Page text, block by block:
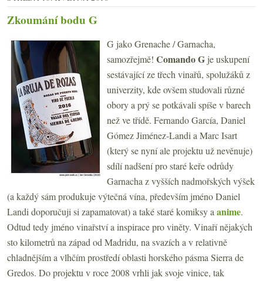
Zkoumání bodu G
G jako Grenache / Garnacha,
samozřejmě! Comando G je uskupení
sestávající ze třech vinařů, spolužáků z
univerzity, kde ovšem studovali různé
obory a prý se potkávali spíše v barech
než ve třídě. Fernando García, Daniel
Gómez Jiménez-Landi a Marc Isart
(který se nyní ale projektu už nevěnuje)
sdílí nadšení pro staré keře odrůdy
Garnacha z vyšších nadmořských výšek
(a každý sám produkuje výtečná vína, především jméno Daniel
Landi doporučuji si zapamatovat) a také staré komiksy a anime.
Odtud tedy jméno vinařství a inspirace pro viněty. Vinaří nějakých
sto kilometrů na západ od Madridu, na svazích a v relativně
chladnějším a vlhčím prostředí oblasti horského pásma Sierra de
Gredos. Do projektu v roce 2008 vrhli jak svoje vinice, tak